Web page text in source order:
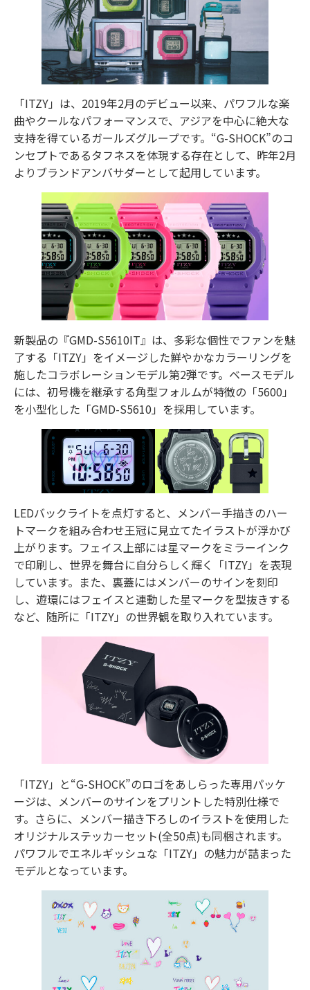
「ITZY」は、2019年2月のデビュー以来、パワフルな楽
曲やクールなパフォーマンスで、アジアを中心に絶大な
支持を得ているガールズグループです。“G-SHOCK”のコ
ンセプトであるタフネスを体現する存在として、昨年2月
よりブランドアンバサダーとして起用しています。
新製品の『GMD-S5610IT』は、多彩な個性でファンを魅
了する「ITZY」をイメージした鮮やかなカラーリングを
施したコラボレーションモデル第2弾です。ベースモデル
には、初号機を継承する角型フォルムが特徴の「5600」
を小型化した「GMD-S5610」を採用しています。
LEDバックライトを点灯すると、メンバー手描きのハー
トマークを組み合わせ王冠に見立てたイラストが浮かび
上がります。フェイス上部には星マークをミラーインク
で印刷し、世界を舞台に自分らしく輝く「ITZY」を表現
しています。また、裏蓋にはメンバーのサインを刻印
し、遊環にはフェイスと連動した星マークを型抜きする
など、随所に「ITZY」の世界観を取り入れています。
「ITZY」と“G-SHOCK”のロゴをあしらった専用パッケ
ージは、メンバーのサインをプリントした特別仕様で
す。さらに、メンバー描き下ろしのイラストを使用した
オリジナルステッカーセット(全50点)も同梱されます。
パワフルでエネルギッシュな「ITZY」の魅力が詰まった
モデルとなっています。